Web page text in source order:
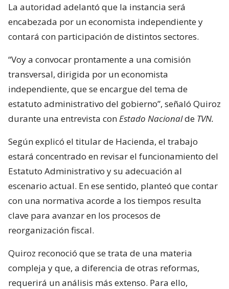
La autoridad adelantó que la instancia será
encabezada por un economista independiente y
contará con participación de distintos sectores.
“Voy a convocar prontamente a una comisión
transversal, dirigida por un economista
independiente, que se encargue del tema de
estatuto administrativo del gobierno”, señaló Quiroz
durante una entrevista conEstado Nacionalde TVN.
Según explicó el titular de Hacienda, el trabajo
estará concentrado en revisar el funcionamiento del
Estatuto Administrativo y su adecuación al
escenario actual. En ese sentido, planteó que contar
con una normativa acorde a los tiempos resulta
clave para avanzar en los procesos de
reorganización fiscal.
Quiroz reconoció que se trata de una materia
compleja y que, a diferencia de otras reformas,
requerirá un análisis más extenso. Para ello,